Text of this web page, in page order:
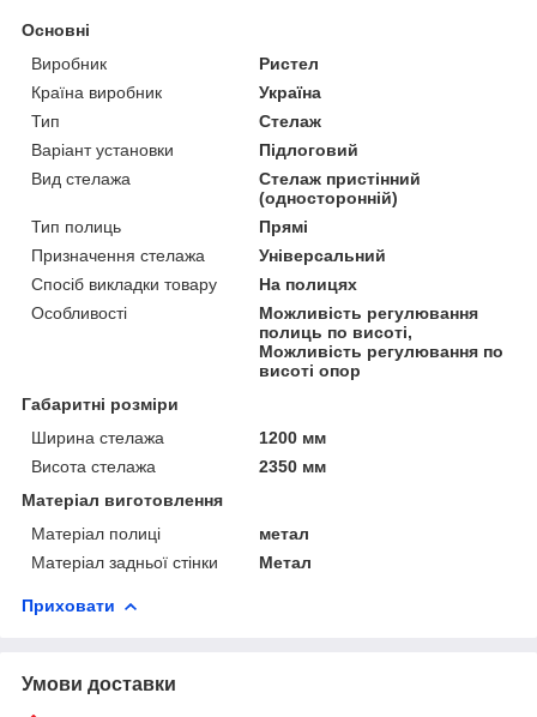
Основні
Виробник
Ристел
Країна виробник
Україна
Тип
Стелаж
Варіант установки
Підлоговий
Вид стелажа
Стелаж пристінний
(односторонній)
Тип полиць
Прямі
Призначення стелажа
Універсальний
Спосіб викладки товару
На полицях
Особливості
Можливість регулювання
полиць по висоті,
Можливість регулювання по
висоті опор
Габаритні розміри
Ширина стелажа
1200 мм
Висота стелажа
2350 мм
Матеріал виготовлення
Матеріал полиці
метал
Матеріал задньої стінки
Метал
Приховати
Умови доставки